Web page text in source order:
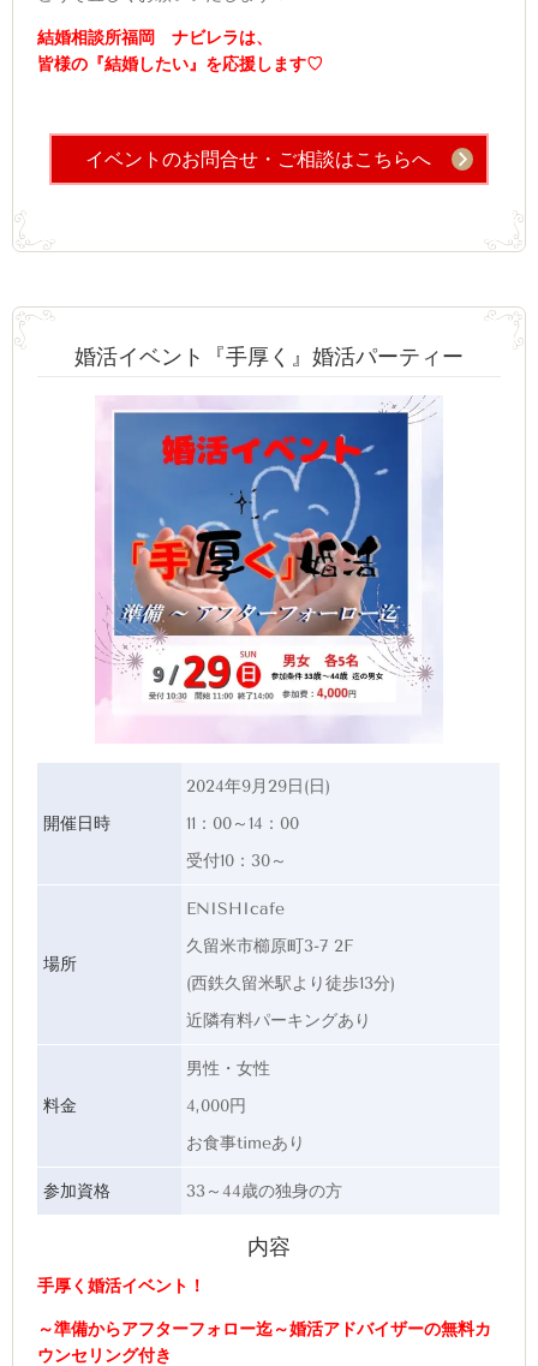
結婚相談所福岡 ナビレラは、
皆様の『結婚したい』を応援します♡
イベントのお問合せ・ご相談はこちらへ
婚活イベント『手厚く』婚活パーティー
開催日時
2024年9月29日(日)
11：00～14：00
受付10：30～
場所
ENISHIcafe
久留米市櫛原町3-7 2F
(西鉄久留米駅より徒歩13分)
近隣有料パーキングあり
料金
男性・女性
4,000円
お食事timeあり
参加資格 33～44歳の独身の方
内容
手厚く婚活イベント！
～準備からアフターフォロー迄～婚活アドバイザーの無料カ
ウンセリング付き